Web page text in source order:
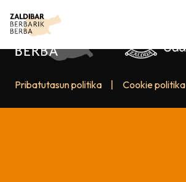
Pribatutasun politika Cookie politika